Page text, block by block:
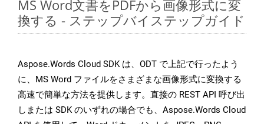
MS Word文書をPDFから画像形式に変
換する - ステップバイステップガイド
Aspose.Words Cloud SDK は、ODT で上記で行ったよう
に、MS Word ファイルをさまざまな画像形式に変換する
高速で簡単な方法を提供します。直接の REST API 呼び出
しまたは SDK のいずれの場合でも、Aspose.Words Cloud